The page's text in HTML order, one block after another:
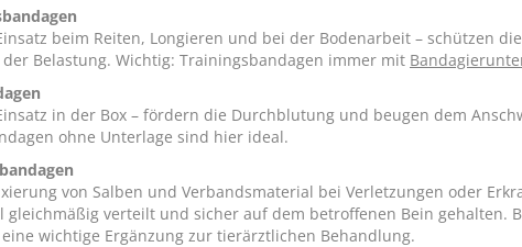
beim Reiten, Longieren und bei der Bodenarbeit – schützen
Belastung. Wichtig: Trainingsbandagen immer mit
in der Box – fördern die Durchblutung und beugen dem
ohne Unterlage sind hier ideal.
von Salben und Verbandsmaterial bei Verletzungen oder
gleichmäßig verteilt und sicher auf dem betroffenen Bein gehalten.
wichtige Ergänzung zur tierärztlichen Behandlung.